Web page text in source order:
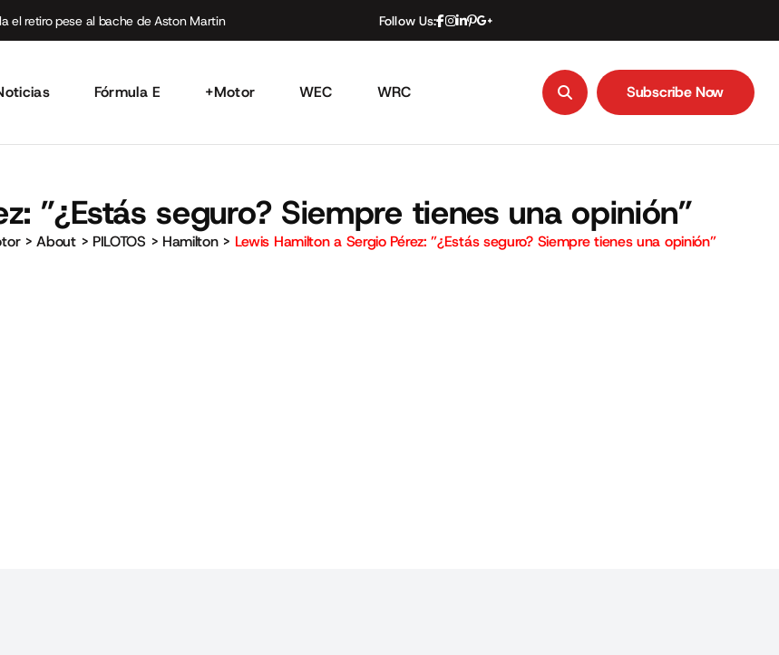
el retiro pese al bache de Aston Martin Follow Us:
Fórmula E +Motor WEC WRC Subscribe Now
”¿Estás seguro? Siempre tienes una opinión”
>About> PILOTOS > Hamilton> Lewis Hamilton a Sergio Pérez: ”¿Estás seguro? Siempre tienes una opinión”